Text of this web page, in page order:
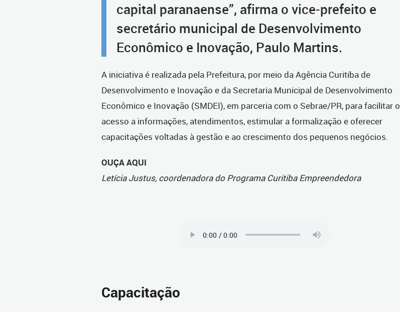
capital paranaense”, afirma o vice-prefeito e
secretário municipal de Desenvolvimento
Econômico e Inovação, Paulo Martins.
A iniciativa é realizada pela Prefeitura, por meio da Agência Curitiba de
Desenvolvimento e Inovação e da Secretaria Municipal de Desenvolvimento
Econômico e Inovação (SMDEI), em parceria com o Sebrae/PR, para facilitar o
acesso a informações, atendimentos, estimular a formalização e oferecer
capacitações voltadas à gestão e ao crescimento dos pequenos negócios.
OUÇA AQUI
Letícia Justus, coordenadora do Programa Curitiba Empreendedora
Capacitação